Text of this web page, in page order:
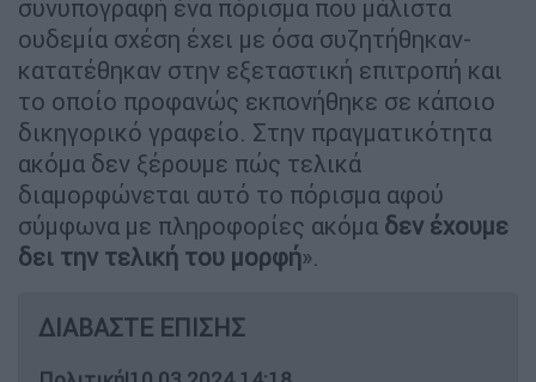
συνυπογραφή ένα πόρισμα που μάλιστα
ουδεμία σχέση έχει με όσα συζητήθηκαν-
κατατέθηκαν στην εξεταστική επιτροπή και
το οποίο προφανώς εκπονήθηκε σε κάποιο
δικηγορικό γραφείο. Στην πραγματικότητα
ακόμα δεν ξέρουμε πώς τελικά
διαμορφώνεται αυτό το πόρισμα αφού
σύμφωνα με πληροφορίες ακόμα δεν έχουμε
δει την τελική του μορφή».
ΔΙΑΒΑΣΤΕ ΕΠΙΣΗΣ